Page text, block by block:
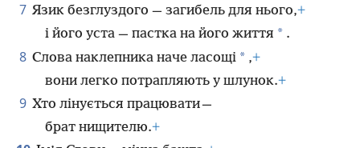
7 Язик безглуздого — загибель для нього,+
і його уста — пастка на його життя * .
8 Слова наклепника наче ласощі * ,+
вони легко потрапляють у шлунок.+
9 Хто лінується працювати —
брат нищителю.+